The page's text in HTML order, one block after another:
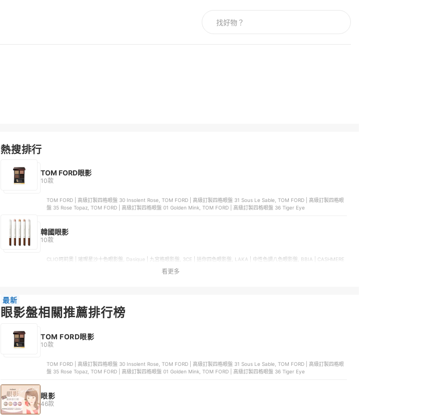
熱搜排行
TOM FORD眼影
10款
TOM FORD | 高級訂製四格眼盤 30 Insolent Rose, TOM FORD | 高級訂製四格眼盤 31 Sous Le Sable, TOM FORD | 高級訂製四格眼
盤 35 Rose Topaz, TOM FORD | 高級訂製四格眼盤 01 Golden Mink, TOM FORD | 高級訂製四格眼盤 36 Tiger Eye
韓國眼影
10款
CLIO珂莉奧 | 璀璨星沙十色眼影盤, Dasique | 九宮格眼影盤, 3CE | 迷你四色眼影盤, LAKA | 中性色調八色眼影盤, BBIA | CASHMERE
看更多
最新
眼影盤相關推薦排行榜
TOM FORD眼影
10款
TOM FORD | 高級訂製四格眼盤 30 Insolent Rose, TOM FORD | 高級訂製四格眼盤 31 Sous Le Sable, TOM FORD | 高級訂製四格眼
盤 35 Rose Topaz, TOM FORD | 高級訂製四格眼盤 01 Golden Mink, TOM FORD | 高級訂製四格眼盤 36 Tiger Eye
眼影
46款